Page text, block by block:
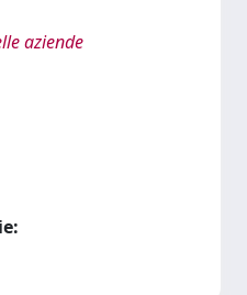
aziende